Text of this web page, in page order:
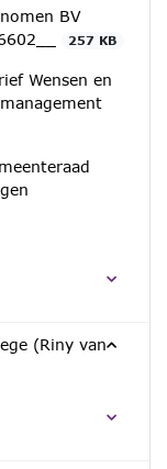
BV
257 KB
Wensen en
(Riny van